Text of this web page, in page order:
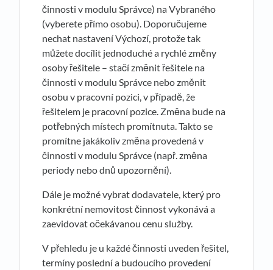
činnosti v modulu Správce) na Vybraného
(vyberete přímo osobu). Doporučujeme
nechat nastavení Výchozí, protože tak
můžete docílit jednoduché a rychlé změny
osoby řešitele – stačí změnit řešitele na
činnosti v modulu Správce nebo změnit
osobu v pracovní pozici, v případě, že
řešitelem je pracovní pozice. Změna bude na
potřebných místech promítnuta. Takto se
promítne jakákoliv změna provedená v
činnosti v modulu Správce (např. změna
periody nebo dnů upozornění).
Dále je možné vybrat dodavatele, který pro
konkrétní nemovitost činnost vykonává a
zaevidovat očekávanou cenu služby.
V přehledu je u každé činnosti uveden řešitel,
termíny poslední a budoucího provedení